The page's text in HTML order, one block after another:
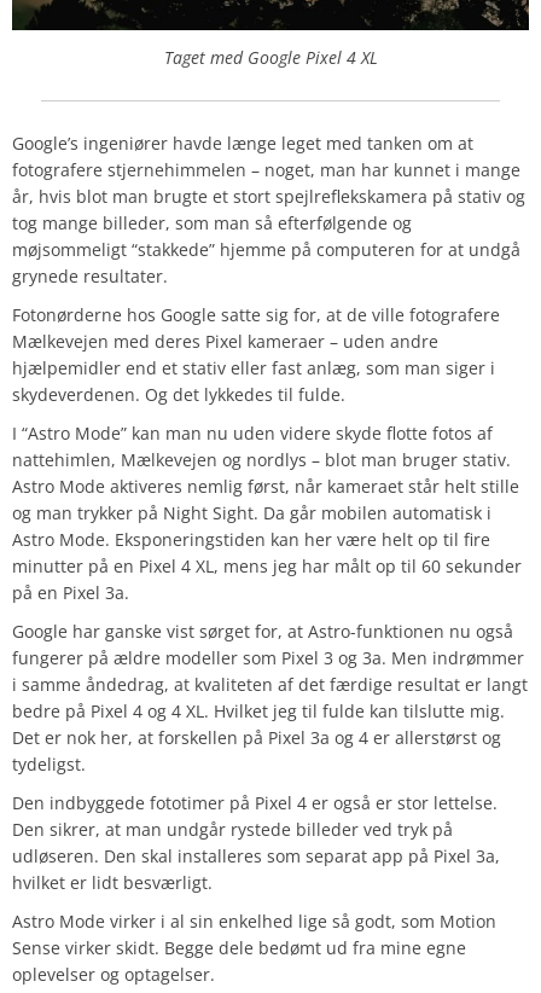
Taget med Google Pixel 4 XL
Google’s ingeniører havde længe leget med tanken om at
fotografere stjernehimmelen – noget, man har kunnet i mange
år, hvis blot man brugte et stort spejlreflekskamera på stativ og
tog mange billeder, som man så efterfølgende og
møjsommeligt “stakkede” hjemme på computeren for at undgå
grynede resultater.
Fotonørderne hos Google satte sig for, at de ville fotografere
Mælkevejen med deres Pixel kameraer – uden andre
hjælpemidler end et stativ eller fast anlæg, som man siger i
skydeverdenen. Og det lykkedes til fulde.
I “Astro Mode” kan man nu uden videre skyde flotte fotos af
nattehimlen, Mælkevejen og nordlys – blot man bruger stativ.
Astro Mode aktiveres nemlig først, når kameraet står helt stille
og man trykker på Night Sight. Da går mobilen automatisk i
Astro Mode. Eksponeringstiden kan her være helt op til fire
minutter på en Pixel 4 XL, mens jeg har målt op til 60 sekunder
på en Pixel 3a.
Google har ganske vist sørget for, at Astro-funktionen nu også
fungerer på ældre modeller som Pixel 3 og 3a. Men indrømmer
i samme åndedrag, at kvaliteten af det færdige resultat er langt
bedre på Pixel 4 og 4 XL. Hvilket jeg til fulde kan tilslutte mig.
Det er nok her, at forskellen på Pixel 3a og 4 er allerstørst og
tydeligst.
Den indbyggede fototimer på Pixel 4 er også er stor lettelse.
Den sikrer, at man undgår rystede billeder ved tryk på
udløseren. Den skal installeres som separat app på Pixel 3a,
hvilket er lidt besværligt.
Astro Mode virker i al sin enkelhed lige så godt, som Motion
Sense virker skidt. Begge dele bedømt ud fra mine egne
oplevelser og optagelser.